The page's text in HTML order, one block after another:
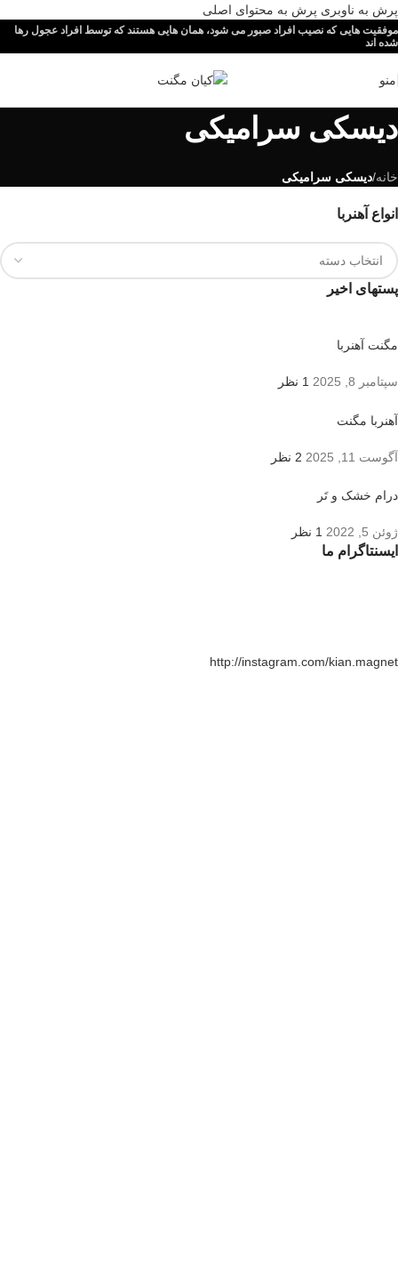
پرش به ناوبری پرش به محتوای اصلی
موفقیت هایی که نصیب افراد صبور می شود، همان هایی هستند که توسط افراد عجول رها
شده اند
منو
دیسکی سرامیکی
خانه/دیسکی سرامیکی
انواع آهنربا
پستهای اخیر
مگنت آهنربا
سپتامبر 8, 2025 1 نظر
آهنربا مگنت
آگوست 11, 2025 2 نظر
درام خشک و تَر
ژوئن 5, 2022 1 نظر
ایسنتاگرام ما
http://instagram.com/kian.magnet